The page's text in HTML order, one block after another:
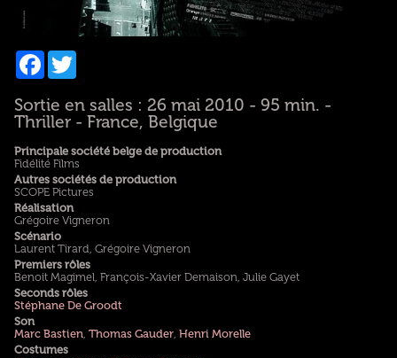
Facebook
Twitter
Sortie en salles : 26 mai 2010 - 95 min. -
Thriller - France, Belgique
Principale société belge de production
Fidélité Films
Autres sociétés de production
SCOPE Pictures
Réalisation
Grégoire Vigneron
Scénario
Laurent Tirard, Grégoire Vigneron
Premiers rôles
Benoit Magimel, François-Xavier Demaison, Julie Gayet
Seconds rôles
Stéphane De Groodt
Son
Marc Bastien Thomas Gauder, Henri Morelle
Costumes